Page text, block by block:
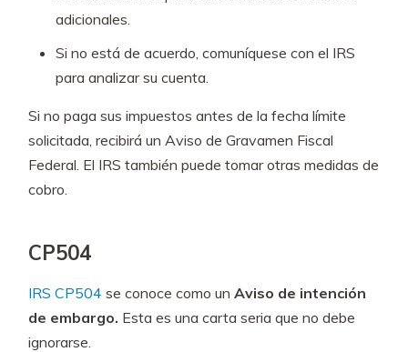
adicionales.
Si no está de acuerdo, comuníquese con el IRS
para analizar su cuenta.
Si no paga sus impuestos antes de la fecha límite
solicitada, recibirá un Aviso de Gravamen Fiscal
Federal. El IRS también puede tomar otras medidas de
cobro.
CP504
IRS CP504 se conoce como unAviso de intención
de embargo. Esta es una carta seria que no debe
ignorarse.